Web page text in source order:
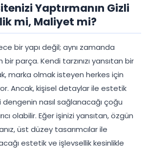
Yaptırmanın Gizli
mi, Maliyet mi?
bir yapı değil; aynı zamanda
parça. Kendi tarzınızı yansıtan bir
marka olmak isteyen herkes için
Ancak, kişisel detaylar ile estetik
dengenin nasıl sağlanacağı çoğu
olabilir. Eğer işinizi yansıtan, özgün
üst düzey tasarımcılar ile
estetik ve işlevsellik kesinlikle